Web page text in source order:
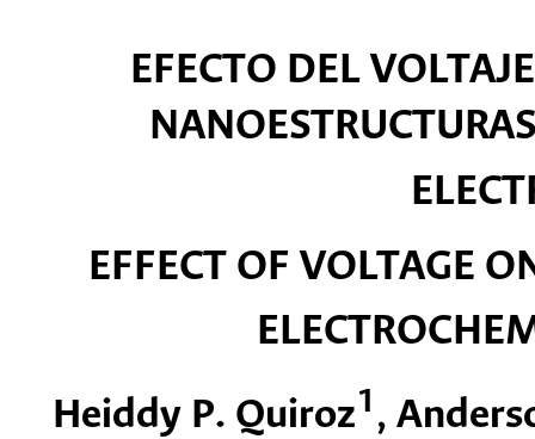
EFECTO DEL
EFFECT OF VOLTAGE
Heiddy P. Quiroz1 ,